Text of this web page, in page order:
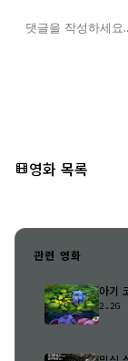
영화 목록
관련 영화
아기
2.2G